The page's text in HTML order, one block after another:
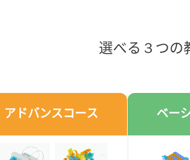
選べる３つの
アドバンスコース ベー